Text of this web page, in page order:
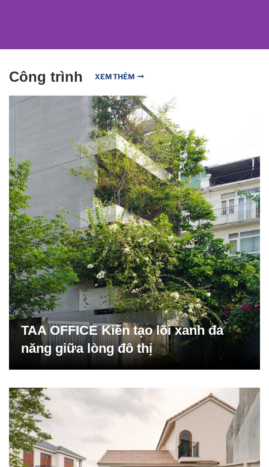
Công trình XEM THÊM
TAA OFFICE Kiến tạo lõi xanh đa
năng giữa lòng đô thị